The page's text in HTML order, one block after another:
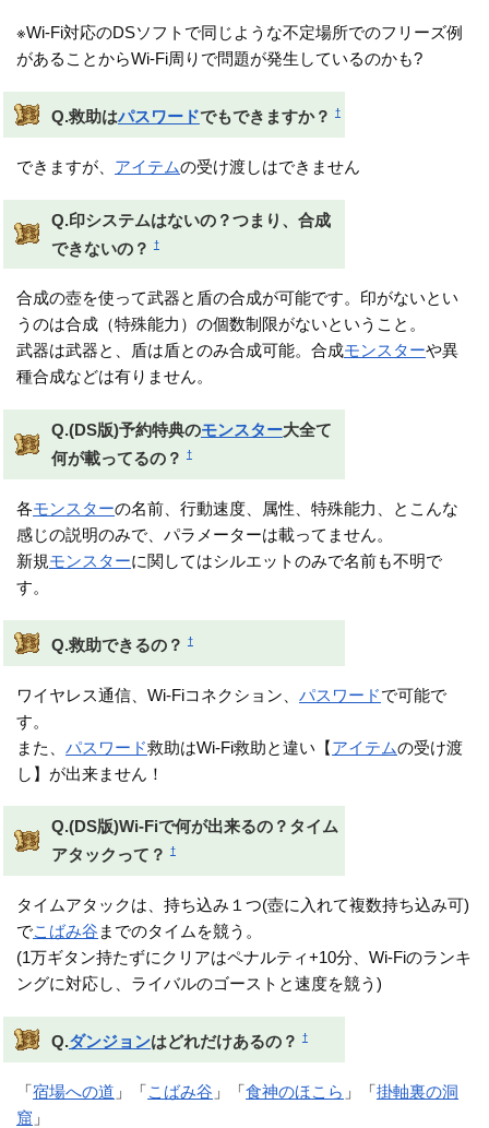
※Wi-Fi対応のDSソフトで同じような不定場所でのフリーズ例
があることからWi-Fi周りで問題が発生しているのかも?
Q.救助はパスワードでもできますか？ †
できますが、 アイテムの受け渡しはできません
Q.印システムはないの？つまり、合成
できないの？
†
合成の壺を使って武器と盾の合成が可能です。印がないとい
うのは合成（特殊能力）の個数制限がないということ。
武器は武器と、盾は盾とのみ合成可能。合成モンスターや異
種合成などは有りません。
Q.(DS版)予約特典のモンスター大全て
何が載ってるの？
†
各モンスターの名前、行動速度、属性、特殊能力、とこんな
感じの説明のみで、パラメーターは載ってません。
新規モンスターに関してはシルエットのみで名前も不明で
す。
Q.救助できるの？ †
ワイヤレス通信、Wi-Fiコネクション、パスワードで可能で
す。
また、パスワード救助はWi-Fi救助と違い【アイテムの受け渡
し】が出来ません！
Q.(DS版)Wi-Fiで何が出来るの？タイム
アタックって？
†
タイムアタックは、持ち込み１つ(壺に入れて複数持ち込み可)
でこばみ谷 までのタイムを競う。
(1万ギタン持たずにクリアはペナルティ+10分、Wi-Fiのランキ
ングに対応し、ライバルのゴーストと速度を競う)
Q.ダンジョンはどれだけあるの？ †
「宿場への道 」「こばみ谷 」「食神のほこら 」「掛軸裏の洞
窟 」